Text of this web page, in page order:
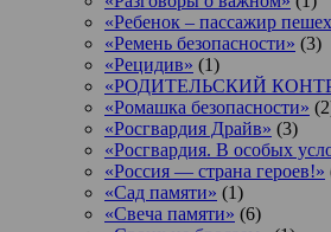
«Ребенок – пассажир
«Ремень безопасности» (3)
«Рецидив» (1)
«РОДИТЕЛЬСКИЙ
«Ромашка безопасности»
«Росгвардия Драйв» (3)
«Росгвардия. В особых
«Россия — страна героев!»
«Сад памяти» (1)
«Свеча памяти» (6)